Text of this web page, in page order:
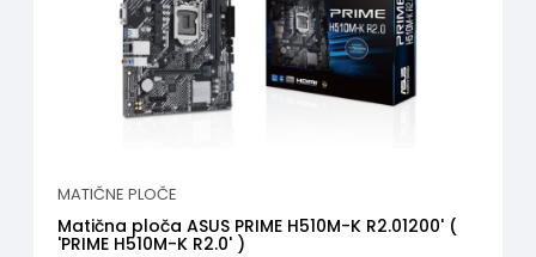
MATIČNE PLOČE
Matična ploča ASUS PRIME H510M-K R2.01200' (
'PRIME H510M-K R2.0' )